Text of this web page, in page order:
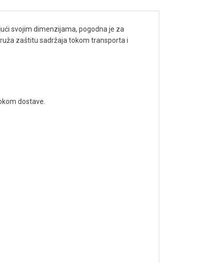
svojim dimenzijama, pogodna je za
zaštitu sadržaja tokom transporta i
dostave.